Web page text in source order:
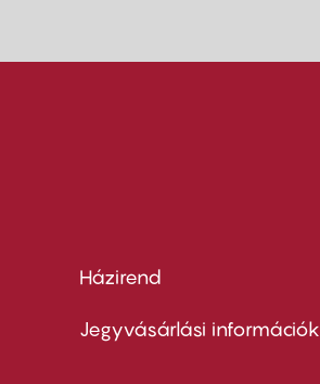
Footer
menu
Házirend
Jegyvásárlási információk